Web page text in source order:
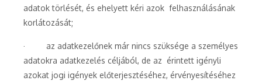
adatok törlését, és ehelyett kéri azok felhasználásának
korlátozását;
· az adatkezelőnek már nincs szüksége a személyes
adatokra adatkezelés céljából, de az érintett igényli
azokat jogi igények előterjesztéséhez, érvényesítéséhez